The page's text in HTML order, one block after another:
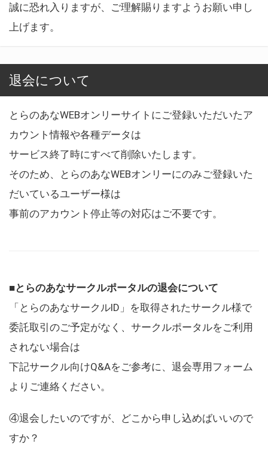
誠に恐れ入りますが、ご理解賜りますようお願い申し
上げます。
退会について
とらのあなWEBオンリーサイトにご登録いただいたア
カウント情報や各種データは
サービス終了時にすべて削除いたします。
そのため、とらのあなWEBオンリーにのみご登録いた
だいているユーザー様は
事前のアカウント停止等の対応はご不要です。
■とらのあなサークルポータルの退会について
「とらのあなサークルID」を取得されたサークル様で
委託取引のご予定がなく、サークルポータルをご利用
されない場合は
下記サークル向けQ&Aをご参考に、退会専用フォーム
よりご連絡ください。
④退会したいのですが、どこから申し込めばいいので
すか？